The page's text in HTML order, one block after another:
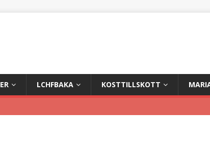
LCHFBAKA KOSTTILLSKOTT